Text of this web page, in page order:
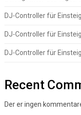
DJ-Controller für
DJ-Controller für
DJ-Controller für
Recent
Der er ingen